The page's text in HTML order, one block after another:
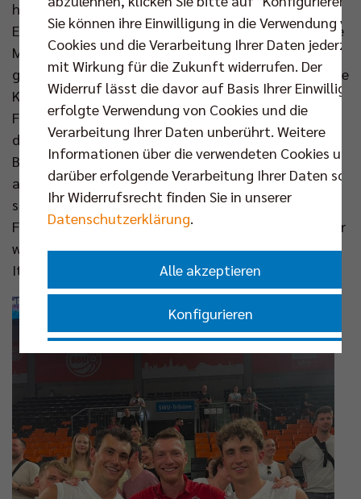
hat man erlebt und kann einem keiner mehr nehmen.
Es ist auch ein Moment, wo man zurückblickt auf die
Menge an Trainingsstunden, die man in den Sport
gesteckt hat und sich so auszahlen.“ Zuletzt steckte
Kunstmann diese Energie im Trikot des VfB
Friedrichshafen in seine berufliche Leidenschaft,
doch es war nicht seine erste Station in der
Bundesliga. Bevor der Lockenschopf für fünf Jahre
an der kanadischen University of Calgary Informatik
studierte,zählte Louis zum Kader der United Volleys
Frankfurt. Sein Heimatverein ist der TuS Kriftel, wo er
wie Bruder Joscha (den es nun von Lüneburg nach
Italien zieht) seine ersten Schritte machte.
Sie können ihre Einwilligung in die Verwendung
Cookies und die Verarbeitung Ihrer Daten
mit Wirkung für die Zukunft widerrufen. Der
Widerruf lässt die davor auf Basis Ihrer
erfolgte Verwendung von Cookies und die
Verarbeitung Ihrer Daten unberührt. Weitere
Informationen über die verwendeten Cookies und
darüber erfolgende Verarbeitung Ihrer Daten
Ihr Widerrufsrecht finden Sie in unserer
Datenschutzerklärung.
Alle akzeptieren
Konfigurieren
Nur essenzielle Cookies akzeptieren
Impressum|Datenschutzerklärung